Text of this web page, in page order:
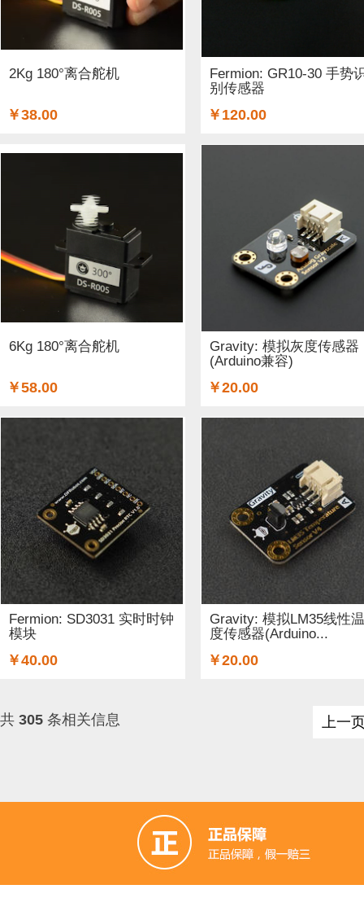
2Kg 180°离合舵机
￥38.00
Fermion: GR10-30 手势
别传感器
￥120.00
6Kg 180°离合舵机
￥58.00
Gravity: 模拟灰度传感器
(Arduino兼容)
￥20.00
Fermion: SD3031 实时时钟
模块
￥40.00
Gravity: 模拟LM35线性温
度传感器(Arduino...
￥20.00
共 305 条相关信息 上一